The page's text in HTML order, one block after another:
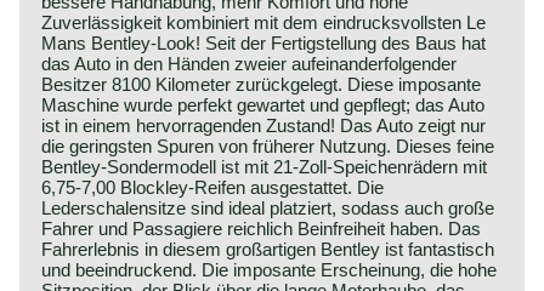
Zuverlässigkeit kombiniert mit dem eindrucksvollsten Le
Mans Bentley-Look! Seit der Fertigstellung des Baus hat
das Auto in den Händen zweier aufeinanderfolgender
Besitzer 8100 Kilometer zurückgelegt. Diese imposante
Maschine wurde perfekt gewartet und gepflegt; das Auto
ist in einem hervorragenden Zustand! Das Auto zeigt nur
die geringsten Spuren von früherer Nutzung. Dieses feine
Bentley-Sondermodell ist mit 21-Zoll-Speichenrädern mit
6,75-7,00 Blockley-Reifen ausgestattet. Die
Lederschalensitze sind ideal platziert, sodass auch große
Fahrer und Passagiere reichlich Beinfreiheit haben. Das
Fahrerlebnis in diesem großartigen Bentley ist fantastisch
und beeindruckend. Die imposante Erscheinung, die hohe